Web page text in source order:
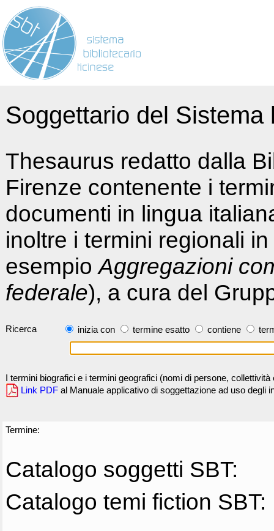
Soggettario del
Thesaurus redatto dalla
Firenze contenente i
documenti in lingua
inoltre i termini regionali
esempioAggregazioni
federale), a cura del
Ricerca inizia con termine esatto contiene
I termini biografici e i termini geografici (nomi di persone,
Link PDF al Manuale applicativo di soggettazione ad uso degli
Termine:
Catalogo soggetti SBT:
Catalogo temi fiction SBT: